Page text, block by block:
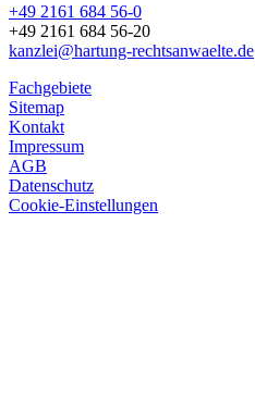
+49 2161 684 56-0
+49 2161 684 56-20
kanzlei@hartung-rechtsanwaelte.de
Fachgebiete
Sitemap
Kontakt
Impressum
AGB
Datenschutz
Cookie-Einstellungen